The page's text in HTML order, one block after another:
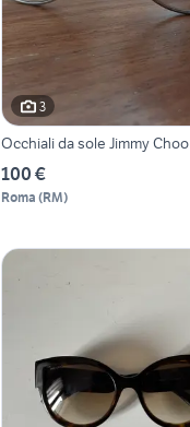
3
Occhiali da sole Jimmy Choo
100 €
Roma (RM)